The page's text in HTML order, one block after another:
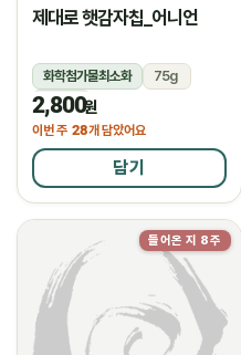
제대로 햇감자칩_어니언
화학첨가물최소화
75g
상온
2,800원
이번 주 28개 담았어요
담기
들어온 지 8주